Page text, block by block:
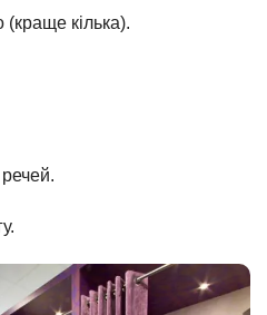
кілька).